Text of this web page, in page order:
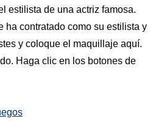
estilista de una actriz famosa.
ha contratado como su estilista y
y coloque el maquillaje aquí.
Haga clic en los botones de